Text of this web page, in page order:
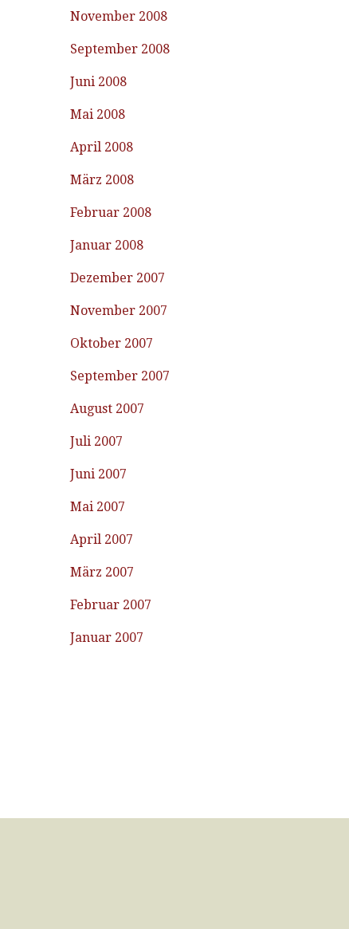
November 2008
September 2008
Juni 2008
Mai 2008
April 2008
März 2008
Februar 2008
Januar 2008
Dezember 2007
November 2007
Oktober 2007
September 2007
August 2007
Juli 2007
Juni 2007
Mai 2007
April 2007
März 2007
Februar 2007
Januar 2007